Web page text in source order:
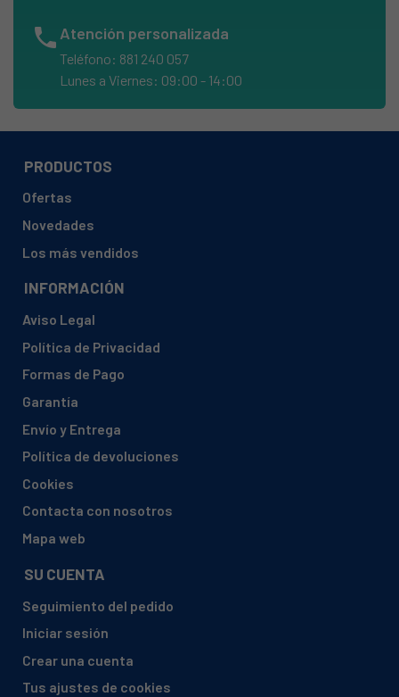
phone Atención personalizada
Teléfono: 881 240 057
Lunes a Viernes: 09:00 - 14:00
PRODUCTOS
Ofertas
Novedades
Los más vendidos
INFORMACIÓN
Aviso Legal
Política de Privacidad
Formas de Pago
Garantía
Envío y Entrega
Política de devoluciones
Cookies
Contacta con nosotros
Mapa web
SU CUENTA
Seguimiento del pedido
Iniciar sesión
Crear una cuenta
Tus ajustes de cookies